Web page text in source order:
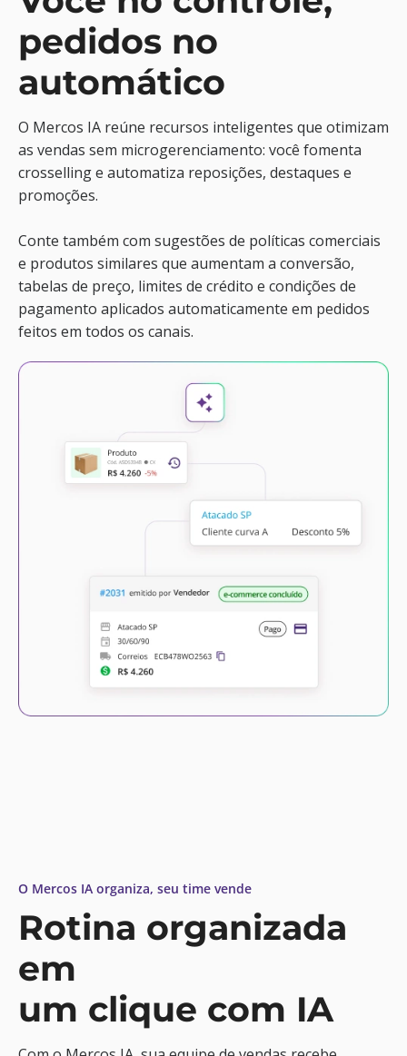
pedidos no
automático
O Mercos IA reúne recursos inteligentes que otimizam
as vendas sem microgerenciamento: você fomenta
crosselling e automatiza reposições, destaques e
promoções.
Conte também com sugestões de políticas comerciais
e produtos similares que aumentam a conversão,
tabelas de preço, limites de crédito e condições de
pagamento aplicados automaticamente em pedidos
feitos em todos os canais.
O Mercos IA organiza, seu time vende
Rotina organizada
em
um clique com IA